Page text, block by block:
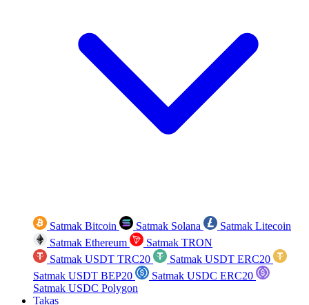
Satmak Bitcoin Satmak Solana
Satmak Litecoin
Satmak Ethereum
Satmak TRON
Satmak USDT TRC20
Satmak USDT ERC20
Satmak USDT BEP20
Satmak USDC ERC20
Satmak USDC Polygon
Takas